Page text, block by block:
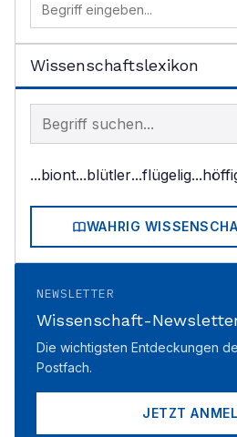
Wissenschaftslexikon
Begriff im Lexikon suchen
...biont...blütler...flügelig
WAHRIG
NEWSLETTER
Wissenschaft-
Die wichtigsten Entdeckungen
Postfach.
JETZT